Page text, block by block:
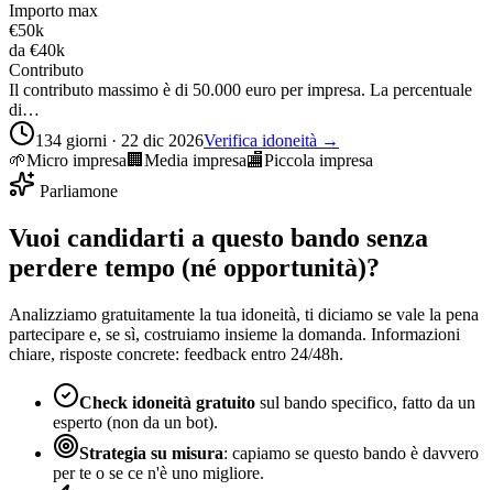
Importo max
€50k
da €40k
Contributo
Il contributo massimo è di 50.000 euro per impresa. La percentuale
di…
134 giorni · 22 dic 2026Verifica idoneità →
🌱Micro impresa🏢 Media impresa🏬Piccola impresa
Parliamone
Vuoi candidarti a questo bando senza
perdere tempo (né opportunità)?
Analizziamo gratuitamente la tua idoneità, ti diciamo se vale la pena
partecipare e, se sì, costruiamo insieme la domanda. Informazioni
chiare, risposte concrete: feedback entro 24/48h.
Check idoneità gratuito sul bando specifico, fatto da un
esperto (non da un bot).
Strategia su misura: capiamo se questo bando è davvero
per te o se ce n'è uno migliore.